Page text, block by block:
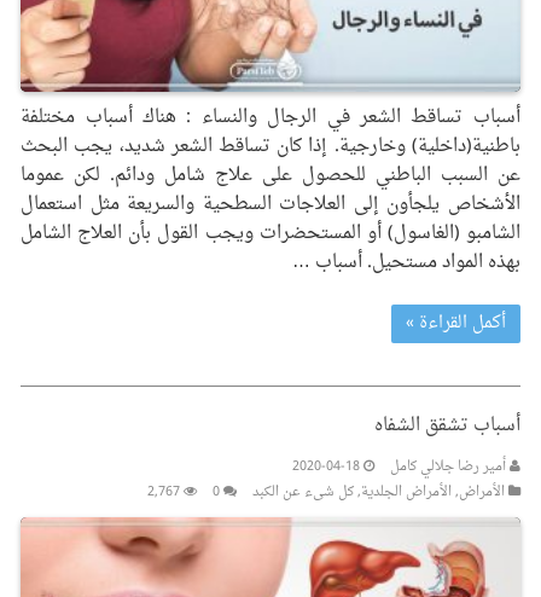
أسباب تساقط الشعر في الرجال والنساء : هناك أسباب مختلفة
باطنية(داخلية) وخارجية. إذا كان تساقط الشعر شديد، يجب البحث
عن السبب الباطني للحصول على علاج شامل ودائم. لكن عموما
الأشخاص يلجأون إلى العلاجات السطحية والسريعة مثل استعمال
الشامبو (الغاسول) أو المستحضرات ويجب القول بأن العلاج الشامل
بهذه المواد مستحيل. أسباب …
أكمل القراءة »
أسباب تشقق الشفاه
أمیر رضا جلالي کامل
2020-04-18
الأمراض,الأمراض الجلدیة,کل شیء عن الکبد 0
2,767